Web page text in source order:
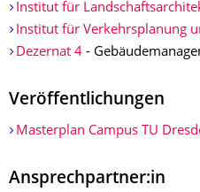
Institut für
Institut für Verkehrsplanung
Dezernat 4-
Veröffentlichungen
Masterplan Campus TU
Ansprechpartner:in